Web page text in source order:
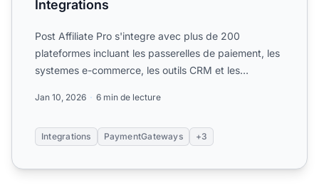
Integrations
Post Affiliate Pro s'integre avec plus de 200
plateformes incluant les passerelles de paiement, les
systemes e-commerce, les outils CRM et les
Jan 10, 2026 6 min de lecture
Integrations PaymentGateways +3